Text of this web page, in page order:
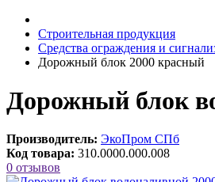
Строительная продукция
Средства ограждения и
Дорожный блок 2000 красный
Дорожный блок
Производитель: ЭкоПром СПб
Код товара: 310.0000.000.008
0 отзывов